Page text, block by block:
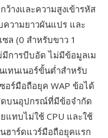
างและความสูงเข้ารหัส
วามยาวผันแปร และ
ล (0 สำหรับขาว 1
การบีบอัด ไม่มีข้อมูลเม
ทนเนอร์ขั้นต่ำสำหรับ
อร์มือถือยุค WAP ข้อได้
ดบนอุปกรณ์ที่มีข้อจำกัด
แทบไม่ใช้ CPU และใช้
าร์ดแวร์มือถือยุคแรก